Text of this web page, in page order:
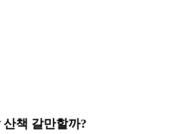
책 갈만할까?